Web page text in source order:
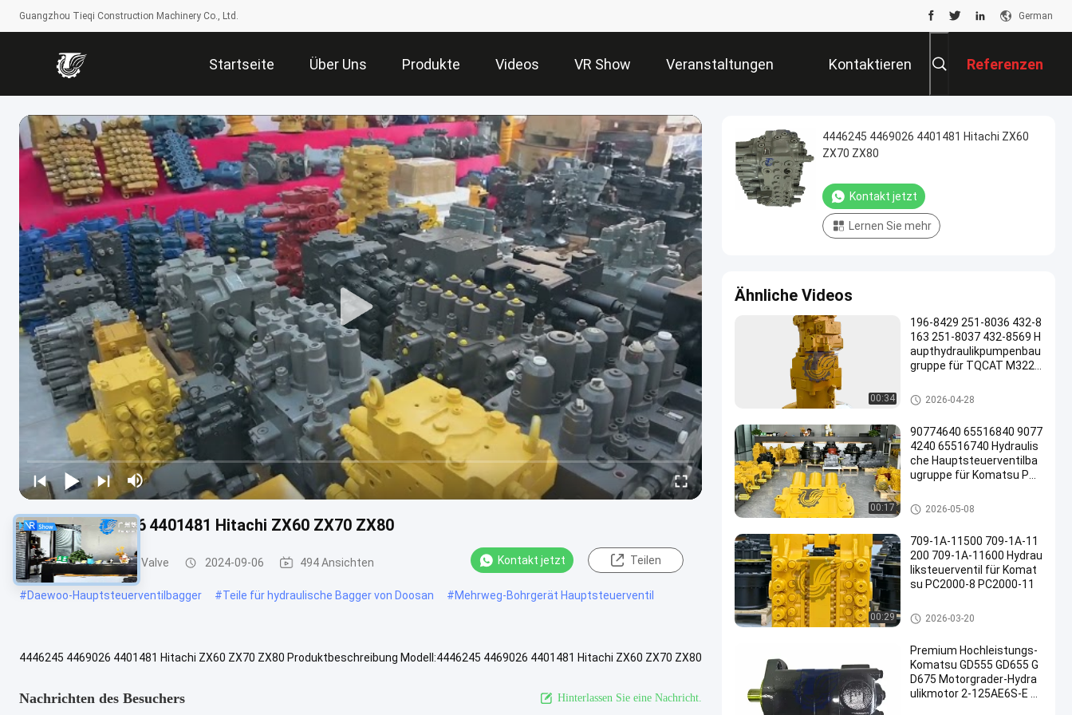
Guangzhou Tieqi Construction Machinery Co., Ltd. German
Startseite Über Uns Produkte Videos VR Show Veranstaltungen Kontaktieren
Sie Uns
Referenzen
4446245 4469026 4401481 Hitachi ZX60 ZX70 ZX80
Bagger Main Control Valve 2024-09-06 494 Ansichten Kontakt jetzt Teilen
#Daewoo-Hauptsteuerventilbagger #Teile für hydraulische Bagger von Doosan #Mehrweg-Bohrgerät Hauptsteuerventil
4446245 4469026 4401481 Hitachi ZX60 ZX70 ZX80 Produktbeschreibung Modell:4446245 4469026 4401481 Hitachi ZX60 ZX70 ZX80
Nachrichten des Besuchers Hinterlassen Sie eine Nachricht.
4446245 4469026 4401481 Hitachi ZX60
ZX70 ZX80
Kontakt jetzt
Lernen Sie mehr
Ähnliche Videos
00:34
196-8429 251-8036 432-8
163 251-8037 432-8569 H
aupthydraulikpumpenbau
gruppe für TQCAT M322D
Hochleistungsersatzteile
Bagger Hydraulic Pump
2026-04-28
00:17
90774640 65516840 9077
4240 65516740 Hydraulis
che Hauptsteuerventilba
ugruppe für Komatsu PC3
uper Large Mining Ersatzt
eile
Bagger Main Control Valve
2026-05-08
00:29
709-1A-11500 709-1A-11
200 709-1A-11600 Hydrau
liksteuerventil für Komat
su PC2000-8 PC2000-11
Bagger Main Control Valve
2026-03-20
Premium Hochleistungs-
Komatsu GD555 GD655 G
D675 Motorgrader-Hydra
ulikmotor 2-125AE6S-E 2